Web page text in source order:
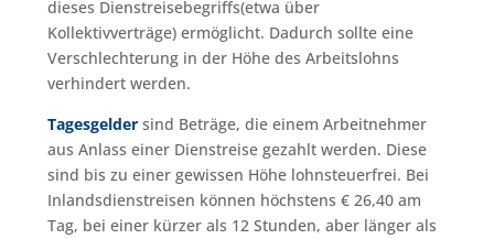
dieses Dienstreisebegriffs(etwa über
Kollektivverträge) ermöglicht. Dadurch sollte eine
Verschlechterung in der Höhe des Arbeitslohns
verhindert werden.
Tagesgeldersind Beträge, die einem Arbeitnehmer
aus Anlass einer Dienstreise gezahlt werden. Diese
sind bis zu einer gewissen Höhe lohnsteuerfrei. Bei
Inlandsdienstreisen können höchstens € 26,40 am
Tag, bei einer kürzer als 12 Stunden, aber länger als